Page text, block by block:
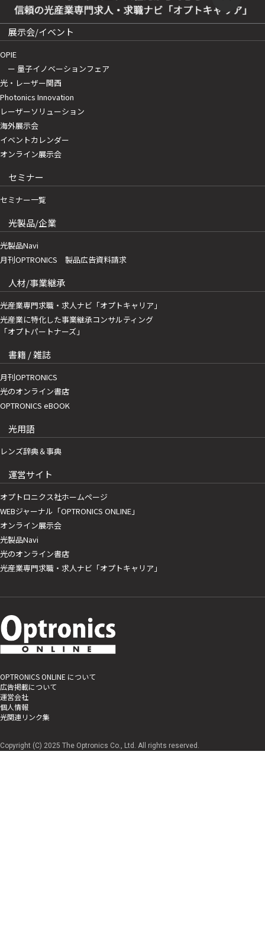
展示会/イベント
OPIE
ー 量子イノベーションフェア
光・レーザー関西
Photonics Innovation
レーザーソリューション
海外展示会
イベントカレンダー
オンライン展示会
セミナー
セミナー一覧
光製品/企業
光製品Navi
月刊OPTRONICS 製品広告資料請求
人材/事業継承
光産業専門求職・求人ナビ「オプトキャリア」
光産業に特化した事業継承コンサルティング
「オプトパートナーズ」
書籍 / 雑誌
月刊OPTRONICS
光のオンライン書店
OPTRONICS eBOOK
光用語
レンズ辞典＆事典
運営サイト
オプトロニクス社ホームページ
WEBジャーナル「OPTRONICS ONLINE」
オンライン展示会
光製品Navi
光のオンライン書店
光産業専門求職・求人ナビ「オプトキャリア」
OPTRONICS ONLINE について
広告掲載について
運営会社
個人情報
光関連リンク集
Copyright (C) 2025 The Optronics Co., Ltd. All rights reserved.